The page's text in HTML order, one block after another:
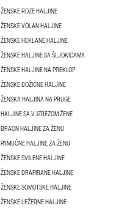
ŽENSKE ROZE HALJINE
ŽENSKE VOLAN HALJINE
ŽENSKE HEKLANE HALJINE
ŽENSKE HALJINE SA ŠLJOKICAMA
ŽENSKE HALJINE NA PREKLOP
ŽENSKE BOŽIĆNE HALJINE
ŽENSKA HALJINA NA PRUGE
HALJINE SA V-IZREZOM ŽENE
BRAON HALJINE ZA ŽENU
PAMUČNE HALJINE ZA ŽENU
ŽENSKE SVILENE HALJINE
ŽENSKE DRAPIRANE HALJINE
ŽENSKE SOMOTSKE HALJINE
ŽENSKE LEŽERNE HALJINE